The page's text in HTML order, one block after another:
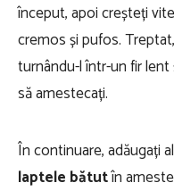
început, apoi creșteți
cremos și pufos.
turnându-l într-un fir
să amestecați.
În continuare, adăugați
laptele bătutîn